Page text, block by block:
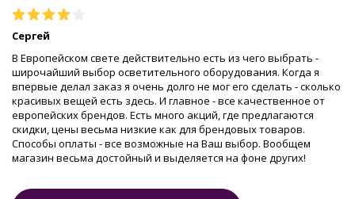
Сергей
В Европейском свете действительно есть из чего выбрать -
широчайший выбор осветительного оборудования. Когда я
впервые делал заказ я очень долго не мог его сделать - сколько
красивых вещей есть здесь. И главное - все качественное от
европейских брендов. Есть много акций, где предлагаются
скидки, цены весьма низкие как для брендовых товаров.
Способы оплаты - все возможные на Ваш выбор. Вообщем
магазин весьма достойный и выделяется на фоне других!